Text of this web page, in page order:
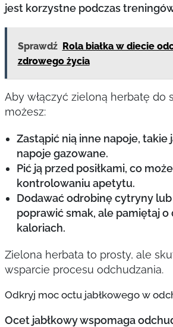
jest korzystne podczas
Sprawdź Rola białka w diecie
zdrowego życia
Aby włączyć zieloną herbatę do
możesz:
Zastąpić nią inne napoje, takie
napoje gazowane.
Pić ją przed posiłkami, co
kontrolowaniu apetytu.
Dodawać odrobinę cytryny
poprawić smak, ale pamiętaj
kaloriach.
Zielona herbata to prosty, ale
wsparcie procesu odchudzania.
Odkryj moc octu jabłkowego w
Ocet jabłkowy wspomaga